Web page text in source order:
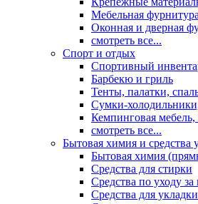
Мебельная фурнитура
Оконная и дверная
смотреть все...
Спорт и отдых
Спортивный
Барбекю и гриль
Тенты, палатки,
Сумки-
Кемпинговая мебель,
смотреть все...
Бытовая химия и средства
Бытовая химия
Средства для стирки
Средства по уходу за
Средства для